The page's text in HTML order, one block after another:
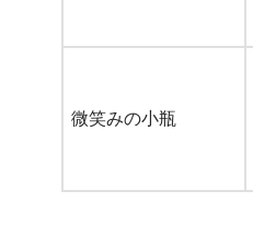
微笑みの小瓶